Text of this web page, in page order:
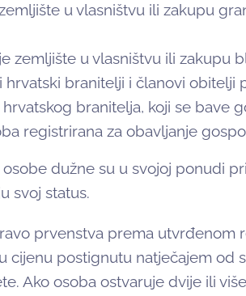
u vlasništvu ili zakupu
zemljište u vlasništvu ili zakupu
hrvatski branitelji i članovi obitelji
branitelja, koji se bave
registrirana za obavljanje
dužne su u svojoj ponudi
svoj status.
prvenstva prema utvrđenom
cijenu postignutu natječajem od
Ako osoba ostvaruje dvije ili